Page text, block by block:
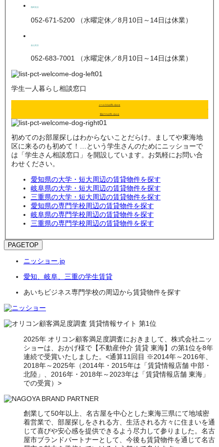
熱田支店
052-671-5200 （水曜定休／8月10日～14日は休業）
金山支店
052-683-7001 （水曜定休／8月10日～14日は休業）
学生一人暮らし相談窓口
メールでのお問い合わせ
電話でのお問い合わせ
初めてのお部屋探しはわからないことだらけ。ましてや東海地
区に来るのも初めて！…という学生さんのためにニッショーで
は「学生さん相談窓口」を開設しています。お気軽にお問い合
わせください。
愛知県の大学・短大周辺の賃貸物件を探す
岐阜県の大学・短大周辺の賃貸物件を探す
三重県の大学・短大周辺の賃貸物件を探す
愛知県の専門学校周辺の賃貸物件を探す
岐阜県の専門学校周辺の賃貸物件を探す
三重県の専門学校周辺の賃貸物件を探す
PAGETOP
ニッショー.jp
愛知、岐阜、三重の学生賃貸
あいちビジネス専門学校の周辺から賃貸物件を探す
2025年 オリコン顧客満足度調査におきまして、株式会社ニッ
ショーは、おかげ様で【不動産仲介 賃貸 東海】の第1位を8年
連続で受賞いたしました。<通算11回目 ※2014年～2016年、
2018年～2025年（2014年・2015年は「賃貸情報店舗 中部・
北陸」、2016年・2018年～2023年は「賃貸情報店舗 東海」
での受賞）>
創業して50年以上、名古屋を中心とした東海三県にて地域密
着営業で、部屋探しをされる方、生活される方々に住まいを通
じて喜びや安心感を提供できるよう尽力して参りました。名古
屋市ブランドパートナーとして、今後も賃貸物件を通じて名古